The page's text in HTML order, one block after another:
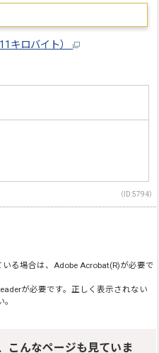
キロバイト）
（ID:5794）
る場合は、Adobe Acrobat(R)が必要で
が必要です。正しく表示されない
こんなページも見ていま